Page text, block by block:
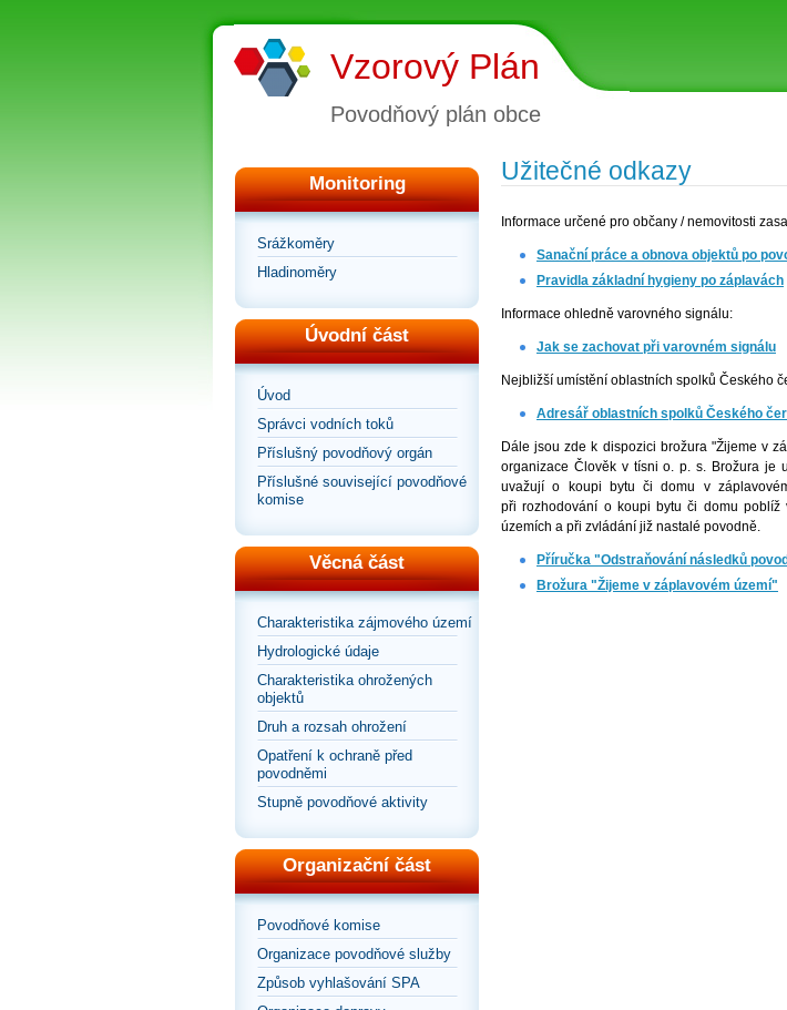
Vzorový Plán
Povodňový plán obce
Monitoring
Srážkoměry
Hladinoměry
Úvodní část
Úvod
Správci vodních toků
Příslušný povodňový orgán
Příslušné související povodňové
komise
Věcná část
Charakteristika zájmového území
Hydrologické údaje
Charakteristika ohrožených
objektů
Druh a rozsah ohrožení
Opatření k ochraně před
povodněmi
Stupně povodňové aktivity
Organizační část
Povodňové komise
Organizace povodňové služby
Způsob vyhlašování SPA
Užitečné odkazy
Informace určené pro občany / nemovitosti
Sanační práce a obnova objektů po
Pravidla základní hygieny po záplavách
Informace ohledně varovného signálu:
Jak se zachovat při varovném signálu
Nejbližší umístění oblastních spolků Českého
Adresář oblastních spolků Českého
Dále jsou zde k dispozici brožura "Žijeme v
organizace Člověk v tísni o. p. s. Brožura je
uvažují o koupi bytu či domu v
při rozhodování o koupi bytu či domu poblíž
územích a při zvládání již nastalé povodně.
Příručka "Odstraňování následků
Brožura "Žijeme v záplavovém území"